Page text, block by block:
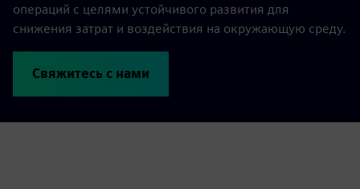
операций с целями устойчивого развития для
снижения затрат и воздействия на окружающую среду.
Свяжитесь с нами